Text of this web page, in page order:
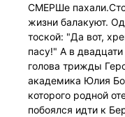
СМЕРШе
жизни балакуют.
тоской: "Да вот,
пасу!" А в
голова трижды
академика Юлия
которого родной
побоялся идти к